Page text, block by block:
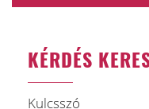
KÉRDÉS
Kulcsszó